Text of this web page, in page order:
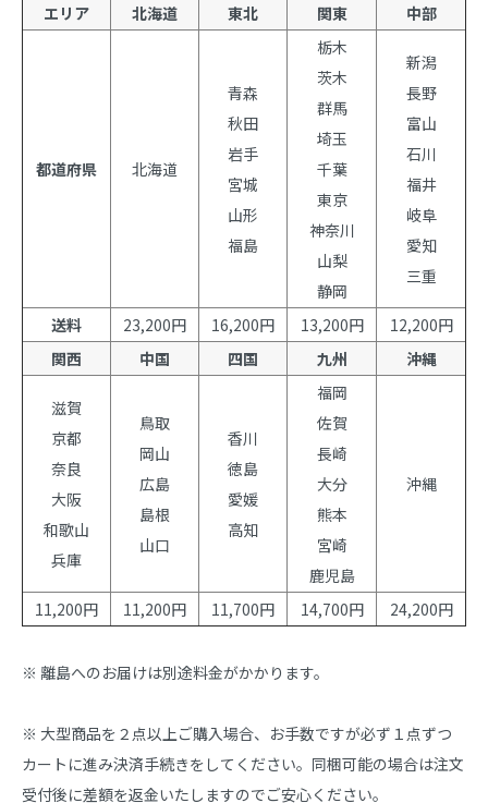
エリア
北海道 東北 関東 中部
都道府県 北海道
青森
秋田
岩手
宮城
山形
福島
栃木
茨木
群馬
埼玉
千葉
東京
神奈川
山梨
静岡
新潟
長野
富山
石川
福井
岐阜
愛知
三重
送料 23,200円 16,200円 13,200円
12,200円
関西
中国 四国 九州 沖縄
滋賀
京都
奈良
大阪
和歌山
兵庫
鳥取
岡山
広島
島根
山口
香川
徳島
愛媛
高知
福岡
佐賀
長崎
大分
熊本
宮崎
鹿児島
沖縄
11,200円 11,200円 11,700円 14,700円 24,200円
※ 離島へのお届けは別途料金がかかります。
※ 大型商品を２点以上ご購入場合、お手数ですが必ず１点ずつ
カートに進み決済手続きをしてください。同梱可能の場合は注文
受付後に差額を返金いたしますのでご安心ください。